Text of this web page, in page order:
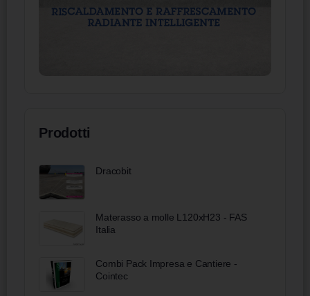
Prodotti
Dracobit
Materasso a molle L120xH23 - FAS
Italia
Combi Pack Impresa e Cantiere -
Cointec